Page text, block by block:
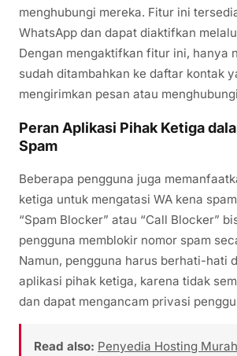
menghubungi mereka. Fitur ini
WhatsApp dan dapat diaktifkan
Dengan mengaktifkan fitur ini, hanya
sudah ditambahkan ke daftar kontak
mengirimkan pesan atau
Peran Aplikasi Pihak Ketiga
Spam
Beberapa pengguna juga
ketiga untuk mengatasi WA kena
“Spam Blocker” atau “Call Blocker”
pengguna memblokir nomor spam
Namun, pengguna harus berhati-hati
aplikasi pihak ketiga, karena tidak
dan dapat mengancam privasi
Read also: Penyedia Hosting